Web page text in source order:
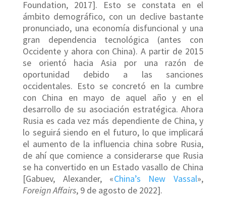
Foundation, 2017]. Esto se constata en el
ámbito demográfico, con un declive bastante
pronunciado, una economía disfuncional y una
gran dependencia tecnológica (antes con
Occidente y ahora con China). A partir de 2015
se orientó hacia Asia por una razón de
oportunidad debido a las sanciones
occidentales. Esto se concretó en la cumbre
con China en mayo de aquel año y en el
desarrollo de su asociación estratégica. Ahora
Rusia es cada vez más dependiente de China, y
lo seguirá siendo en el futuro, lo que implicará
el aumento de la influencia china sobre Rusia,
de ahí que comience a considerarse que Rusia
se ha convertido en un Estado vasallo de China
[Gabuev, Alexander, «China’s New Vassal»,
Foreign Affairs, 9 de agosto de 2022].